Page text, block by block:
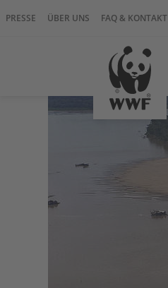
PRESSE ÜBER UNS FAQ & KONTAKT